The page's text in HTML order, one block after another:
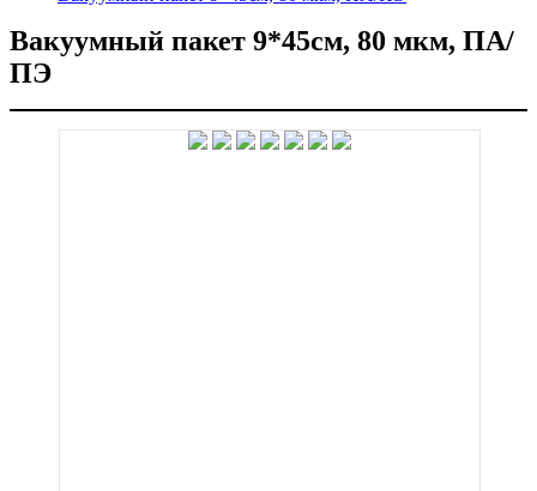
Вакуумный пакет 9*45см, 80 мкм, ПА/
ПЭ